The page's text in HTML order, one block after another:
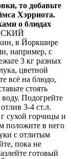
то добавьте
Хэрриота.
о блюдах
в Йоркшире
например, с
3 кг разных
цветной
всё на блюдо,
стоять
Подогрейте
3-4 ст.л.
сухой горчицы и
положите в него
с отлитым
пока не
готовый